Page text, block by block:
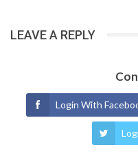
LEAVE A REPLY
Login With